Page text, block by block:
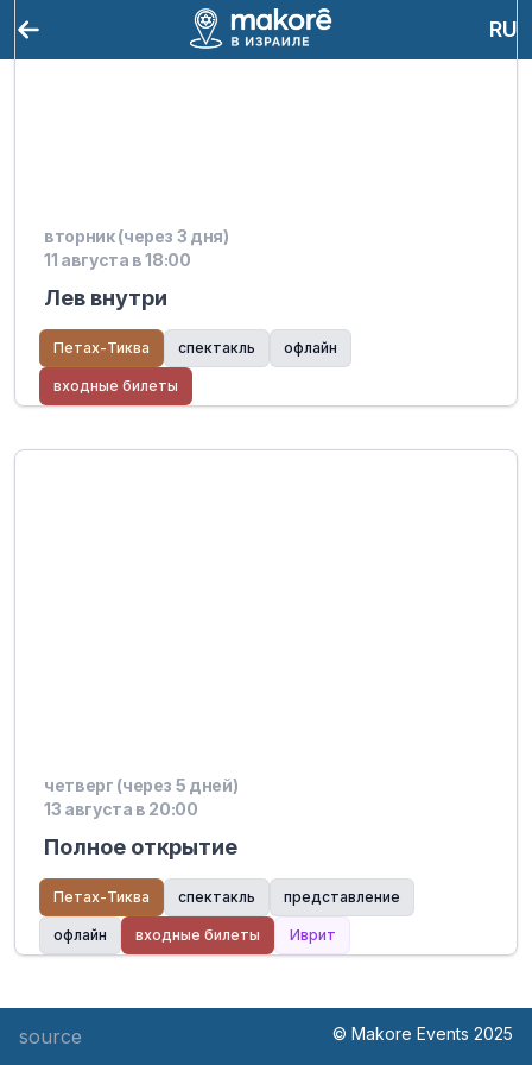
RU
вторник (через 3 дня)
11 августа в 18:00
Лев внутри
Петах-Тиква спектакль офлайн
входные билеты
четверг (через 5 дней)
13 августа в 20:00
Полное открытие
Петах-Тиква спектакль представление
офлайн входные билеты Иврит
source © Makore Events 2025